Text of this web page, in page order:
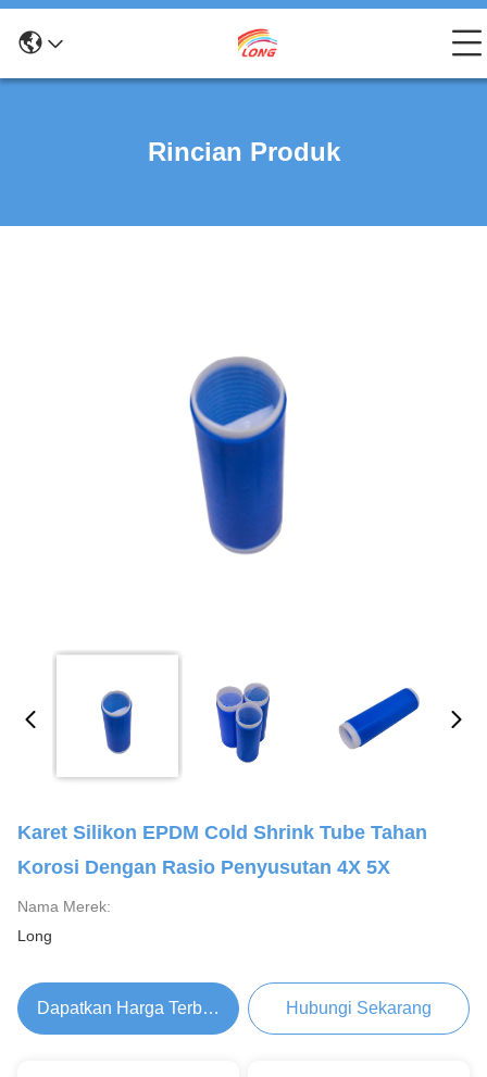
Rincian Produk
Karet Silikon EPDM Cold Shrink Tube Tahan
Korosi Dengan Rasio Penyusutan 4X 5X
Nama Merek:
Long
Dapatkan Harga Terbaik Hubungi Sekarang